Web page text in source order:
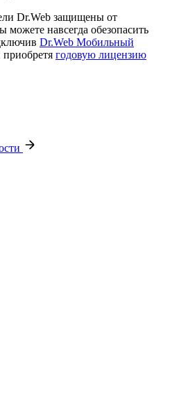
Dr.Web защищены от
можете навсегда обезопасить
Dr.Web Мобильный
приобретя годовую лицензию